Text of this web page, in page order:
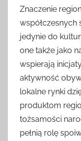
Znaczenie
współczesnych
jedynie do
one także jako
wspierają
aktywność
lokalne rynki
produktom
tożsamości
pełnią rolę